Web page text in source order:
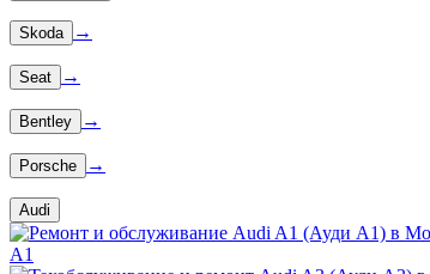
Skoda →
Seat →
Bentley →
Porsche →
Audi
A1